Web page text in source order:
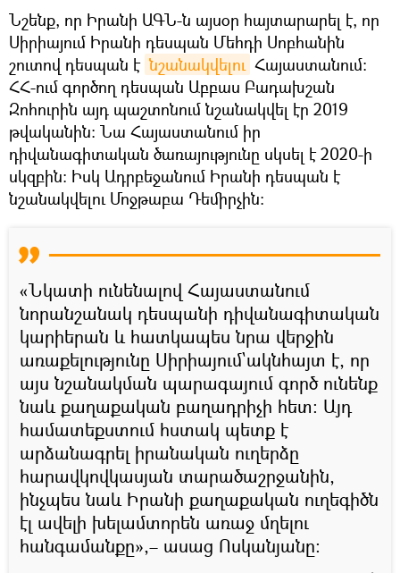
Նշենք, որ Իրանի ԱԳՆ-ն այսօր հայտարարել է, որ
Սիրիայում Իրանի դեսպան Մեհդի Սոբհանին
շուտով դեսպան է նշանակվելու Հայաստանում:
ՀՀ-ում գործող դեսպան Աբբաս Բադախշան
Զոհուրին այդ պաշտոնում նշանակվել էր 2019
թվականին։ Նա Հայաստանում իր
դիվանագիտական ծառայությունը սկսել է 2020-ի
սկզբին: Իսկ Ադրբեջանում Իրանի դեսպան է
նշանակվելու Մոջթաբա Դեմիրչին:
«Նկատի ունենալով Հայաստանում
նորանշանակ դեսպանի դիվանագիտական
կարիերան և հատկապես նրա վերջին
առաքելությունը Սիրիայում`ակնհայտ է, որ
այս նշանակման պարագայում գործ ունենք
նաև քաղաքական բաղադրիչի հետ։ Այդ
համատեքստում հստակ պետք է
արձանագրել իրանական ուղերձը
հարավկովկասյան տարածաշրջանին,
ինչպես նաև Իրանի քաղաքական ուղեգիծն
էլ ավելի խելամտորեն առաջ մղելու
հանգամանքը»,– ասաց Ոսկանյանը։